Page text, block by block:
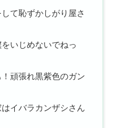
て恥ずかしがり屋さ
いじめないでねっ
頑張れ黒紫色のガン
イバラカンザシさん